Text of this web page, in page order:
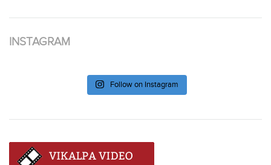
INSTAGRAM
Follow on Instagram